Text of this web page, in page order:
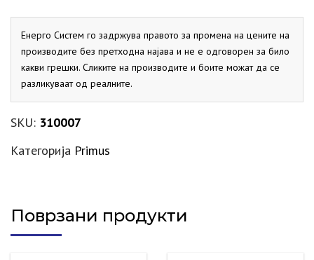
Енерго Систем го задржува правото за промена на цените на
производите без претходна најава и не е одговорен за било
какви грешки. Сликите на производите и боите можат да се
разликуваат од реалните.
SKU: 310007
Категорија Primus
Поврзани продукти